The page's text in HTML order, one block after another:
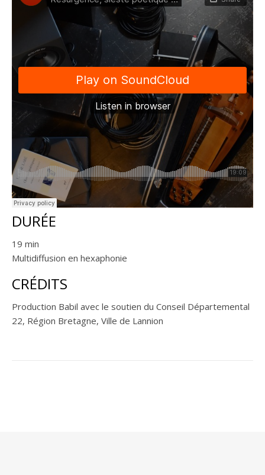
DURÉE
19 min
Multidiffusion en hexaphonie
CRÉDITS
Production Babil avec le soutien du Conseil Départemental
22, Région Bretagne, Ville de Lannion